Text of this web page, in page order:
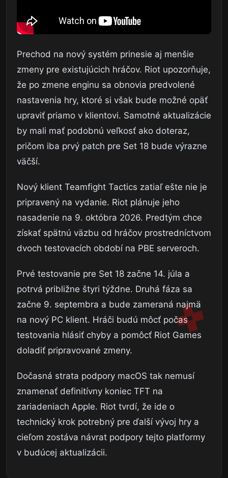
Prechod na nový systém prinesie aj menšie
zmeny pre existujúcich hráčov. Riot upozorňuje,
že po zmene enginu sa obnovia predvolené
nastavenia hry, ktoré si však bude možné opäť
upraviť priamo v klientovi. Samotné aktualizácie
by mali mať podobnú veľkosť ako doteraz,
pričom iba prvý patch pre Set 18 bude výrazne
väčší.
Nový klient Teamfight Tactics zatiaľ ešte nie je
pripravený na vydanie. Riot plánuje jeho
nasadenie na 9. októbra 2026. Predtým chce
získať spätnú väzbu od hráčov prostredníctvom
dvoch testovacích období na PBE serveroch.
Prvé testovanie pre Set 18 začne 14. júla a
potrvá približne štyri týždne. Druhá fáza sa
začne 9. septembra a bude zameraná najmä
na nový PC klient. Hráči budú môcť počas
testovania hlásiť chyby a pomôcť Riot Games
doladiť pripravované zmeny.
Dočasná strata podpory macOS tak nemusí
znamenať definitívny koniec TFT na
zariadeniach Apple. Riot tvrdí, že ide o
technický krok potrebný pre ďalší vývoj hry a
cieľom zostáva návrat podpory tejto platformy
v budúcej aktualizácii.